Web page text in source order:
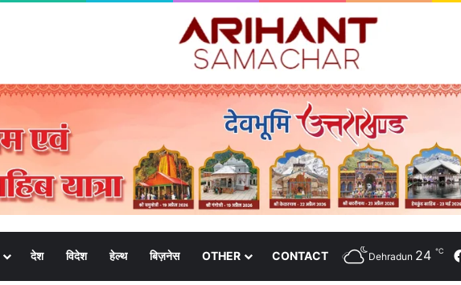
देश विदेश हेल्थ बिज़नेस OTHER CONTACT Dehradun 24 ℃